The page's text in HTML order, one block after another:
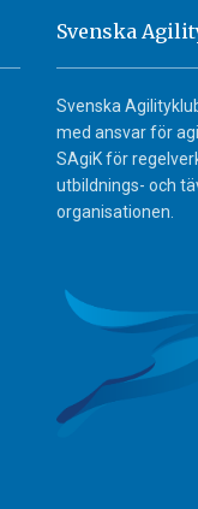
Svenska
Svenska
med ansvar för
SAgiK för
utbildnings- och
organisationen.